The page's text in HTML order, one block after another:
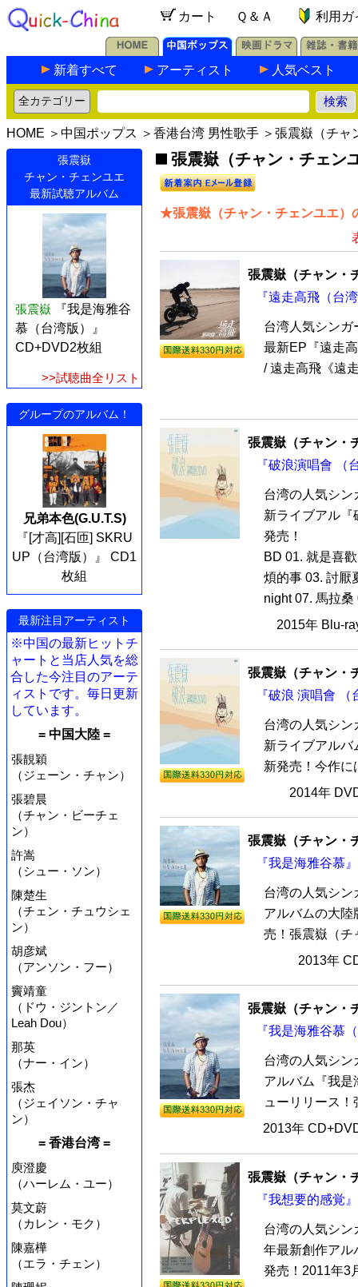
カート Ｑ＆Ａ 利用ガ
新着すべて アーティスト 人気ベスト
HOME ＞ 中国ポップス ＞ 香港台湾 男性歌手 ＞張震嶽（チャ
張震嶽
チャン・チェンユエ
最新試聴アルバム
張震嶽
『我是海雅谷
慕（台湾版）』
CD+DVD2枚組
>>試聴曲全リスト
グループのアルバム！
兄弟本色(G.U.T.S)
『[才高][石匝] SKRU
UP（台湾版）』 CD1
枚組
最新注目アーティスト
※中国の最新ヒットチ
ャートと当店人気を総
合した今注目のアーテ
ィストです。毎日更新
しています。
= 中国大陸 =
張靚穎
（ジェーン・チャン）
張碧晨
（チャン・ビーチェ
ン）
許嵩
（シュー・ソン）
陳楚生
（チェン・チュウシェ
ン）
胡彦斌
（アンソン・フー）
竇靖童
（ドウ・ジントン／
Leah Dou）
那英
（ナー・イン）
張杰
（ジェイソン・チャ
ン）
= 香港台湾 =
庾澄慶
（ハーレム・ユー）
莫文蔚
（カレン・モク）
陳嘉樺
（エラ・チェン）
張震嶽（チャン・チェン
★張震嶽（チャン・チェンユエ）
張震嶽（チャン・
『遠走高飛（台
台湾人気シンガ
最新EP『遠走
/ 遠走高飛《遠
張震嶽（チャン・
『破浪演唱會 （
台湾の人気シ
新ライブアル『
発売！
BD 01. 就是喜
煩的事 03. 討厭
night 07. 馬拉桑
2015年 Blu-
張震嶽（チャン・
『破浪 演唱會
台湾の人気シ
新ライブアルバ
新発売！今作に
2014年
張震嶽（チャン・
『我是海雅谷慕
台湾の人気シン
アルバムの大陸
売！張震嶽（チ
2013年
張震嶽（チャン・
『我是海雅谷慕
台湾の人気シン
アルバム『我
ューリリース
2013年
張震嶽（チャン・
『我想要的感覚
台湾の人気シ
年最新創作アル
発売！2011年3